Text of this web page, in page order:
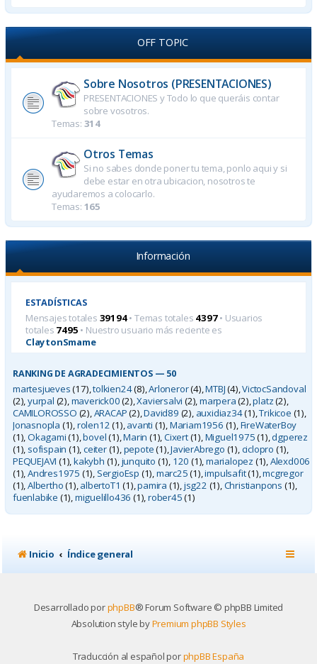
OFF TOPIC
Sobre Nosotros (PRESENTACIONES)
PRESENTACIONES y Todo lo que queráis contar
sobre vosotros.
Temas: 314
Otros Temas
Si no sabes donde poner tu tema, ponlo aqui y si
debe estar en otra ubicacion, nosotros te
ayudaremos a colocarlo.
Temas: 165
Información
ESTADÍSTICAS
Mensajes totales 39194• Temas totales 4397• Usuarios
totales 7495 • Nuestro usuario más reciente es
ClaytonSmame
RANKING DE AGRADECIMIENTOS — 50
martesjueves(17),tolkien24(8),Arloneror(4),MTBJ(4),VictocSandoval
(2),yurpal (2),maverick00(2),Xaviersalvi (2),marpera(2),platz(2),
CAMILOROSSO (2),ARACAP(2),David89 (2), auxidiaz34(1),Trikicoe (1),
Jonasnopla (1),rolen12(1),avanti (1),Mariam1956 (1),FireWaterBoy
(1),Okagami(1),bovel(1),Marin (1),Cixert(1),Miguel1975(1),dgperez
(1), sofispain (1),ceiter(1),pepote(1),JavierAbrego (1),ciclopro (1),
PEQUEJAVI (1),kakybh (1),junquito (1), 120 (1),marialopez (1),Alexd006
(1),Andres1975 (1), SergioEsp (1),marc25(1),impulsafit(1),mcgregor
(1),Albertho(1),albertoT1 (1),pamira (1),jsg22 (1),Christianpons (1),
fuenlabike (1),miguelillo436 (1),rober45(1)
Inicio Índice general
Desarrollado porphpBB® Forum Software © phpBB Limited
Absolution style byPremium phpBB Styles
Traducción al español porphpBB España